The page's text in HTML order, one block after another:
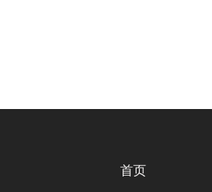
首页